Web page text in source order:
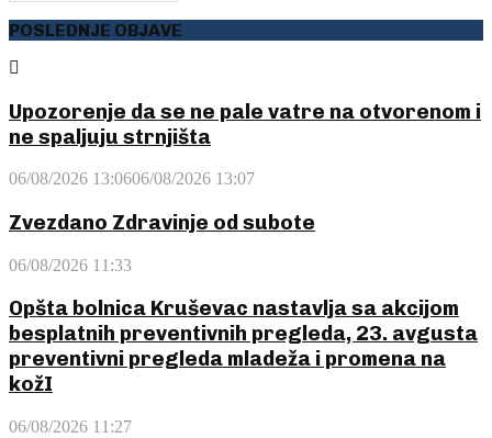
POSLEDNJE OBJAVE
Upozorenje da se ne pale vatre na otvorenom i
ne spaljuju strnjišta
06/08/2026 13:0606/08/2026 13:07
Zvezdano Zdravinje od subote
06/08/2026 11:33
Opšta bolnica Kruševac nastavlja sa akcijom
besplatnih preventivnih pregleda, 23. avgusta
preventivni pregleda mladeža i promena na
kožI
06/08/2026 11:27